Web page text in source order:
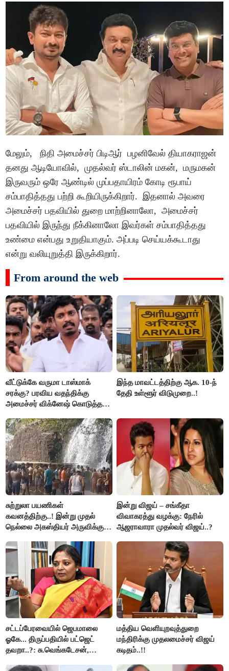
மேலும், நிதி அமைச்சர் பிடிஆர் பழனிவேல் தியாகராஜன்
தனது ஆடியோவில், முதல்வர் ஸ்டாலின் மகன், மருமகன்
இருவரும் ஒரே ஆண்டில் முப்பதாயிரம் கோடி ரூபாய்
சம்பாதித்தது பற்றி கூறியிருக்கிறார். இதனால் அவரை
அமைச்சர் பதவியில் துறை மாற்றினாலோ, அமைச்சர்
பதவியில் இருந்து நீக்கினாலோ இவர்கள் சம்பாதித்தது
உண்மை என்பது உறுதியாகும். அப்படி செய்யக்கூடாது
என்று வலியுறுத்தி இருக்கிறார்.
From around the web
வீட்டுக்கே வருமா டாஸ்மாக்
சரக்கு? பரவிய வதந்திக்கு
அமைச்சர் விக்னேஷ் கொடுத்த
இந்த மாவட்டத்திற்கு ஆக. 10-ந்
தேதி உள்ளூர் விடுமுறை..!
சுற்றுலா பயணிகள்
கவனத்திற்கு..! இன்று முதல்
நெல்லை அகஸ்தியர் அருவிக்கு
இன்று விஜய் – சங்கீதா
விவாகரத்து வழக்கு: நேரில்
ஆஜராவாரா முதல்வர் விஜய்..?
சட்டப்பேரவையில் ஜெபமாலை
ஓகே... திருப்பதியில் பட்ஜெட்
தவறா..?: சு.வெங்கடேசன்,
மத்திய வெளியுறவுத்துறை
மந்திரிக்கு முதலமைச்சர் விஜய்
கடிதம்..!!